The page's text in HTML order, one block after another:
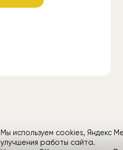
Мы используем cookies, Яндекс
улучшения работы сайта.